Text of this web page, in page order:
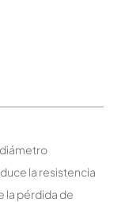
diámetro
la resistencia
la pérdida de